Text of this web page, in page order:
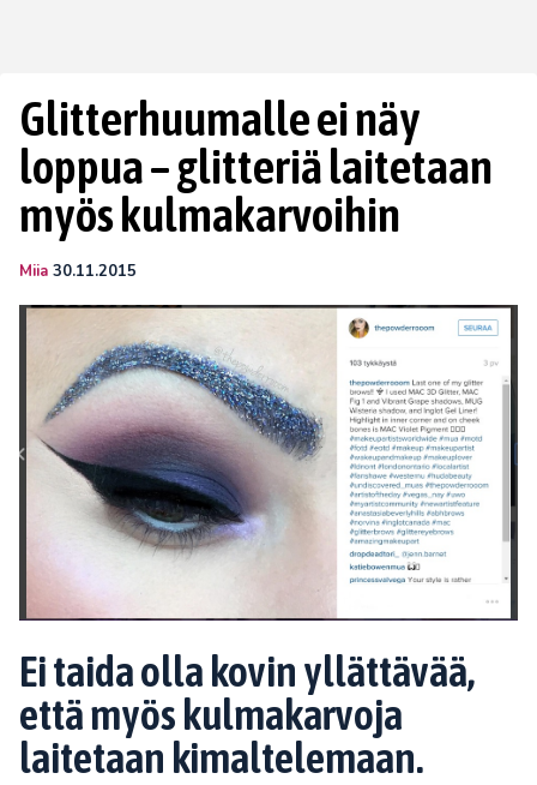
Glitterhuumalle ei näy
loppua – glitteriä laitetaan
myös kulmakarvoihin
Miia 30.11.2015
Ei taida olla kovin yllättävää,
että myös kulmakarvoja
laitetaan kimaltelemaan.